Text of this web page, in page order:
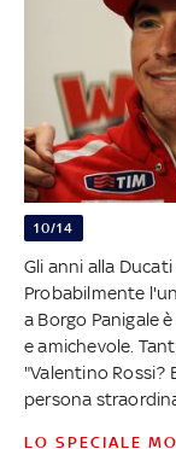
10/14
Gli anni alla
Probabilmente
a Borgo Panigale
e amichevole.
"Valentino Rossi?
persona
LO SPECIALE